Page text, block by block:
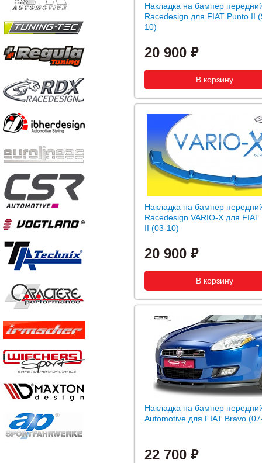
Накладка на бампер
Racedesign для FIAT Punto II
10)
20 900
Накладка на бампер
Racedesign VARIO-X для FIAT
II (03-10)
20 900
Накладка на бампер
Automotive для FIAT Bravo
22 700